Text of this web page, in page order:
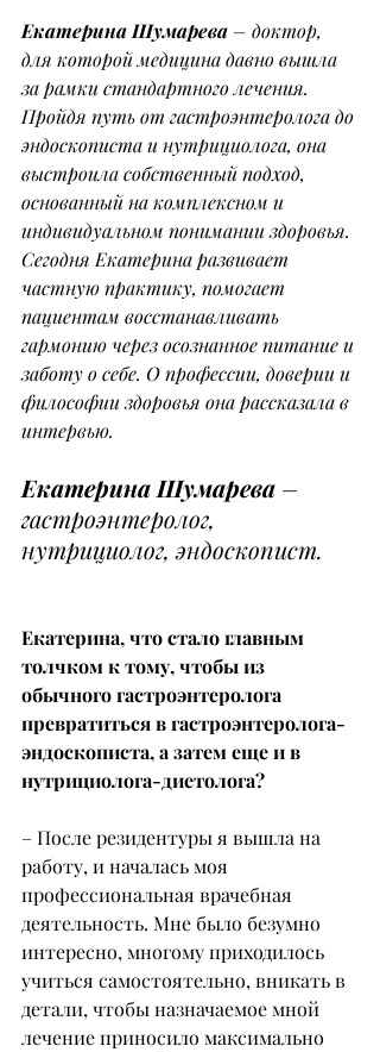
Екатерина Шумарева – доктор,
для которой медицина давно вышла
за рамки стандартного лечения.
Пройдя путь от гастроэнтеролога до
эндоскописта и нутрициолога, она
выстроила собственный подход,
основанный на комплексном и
индивидуальном понимании здоровья.
Сегодня Екатерина развивает
частную практику, помогает
пациентам восстанавливать
гармонию через осознанное питание и
заботу о себе. О профессии, доверии и
философии здоровья она рассказала в
интервью.
Екатерина Шумарева –
гастроэнтеролог,
нутрициолог, эндоскопист.
Екатерина, что стало главным
толчком к тому, чтобы из
обычного гастроэнтеролога
превратиться в гастроэнтеролога-
эндоскописта, а затем еще и в
нутрициолога-диетолога?
– После резидентуры я вышла на
работу, и началась моя
профессиональная врачебная
деятельность. Мне было безумно
интересно, многому приходилось
учиться самостоятельно, вникать в
детали, чтобы назначаемое мной
лечение приносило максимально